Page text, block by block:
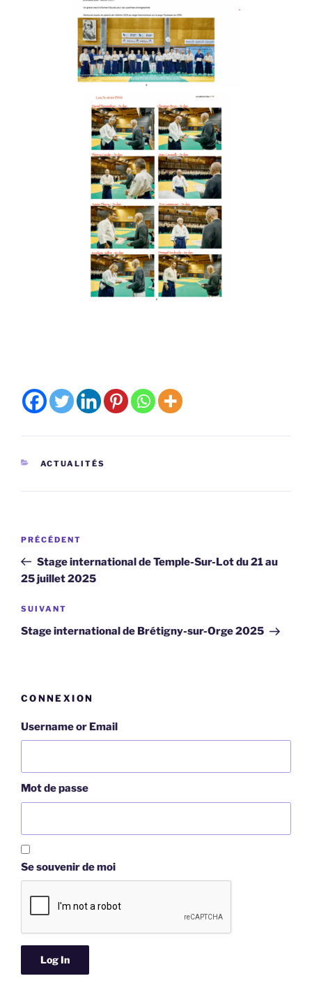
CATÉGORIES
ACTUALITÉS
Navigation
l’article
Article
précédent
PRÉCÉDENT
Stage international de Temple-Sur-Lot du 21 au
25 juillet 2025
Article
suivant
SUIVANT
Stage international de Brétigny-sur-Orge 2025
CONNEXION
Username or Email
Mot de passe
Se souvenir de moi